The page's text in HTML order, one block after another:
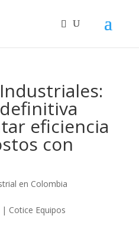
eficiencia
con
en Colombia